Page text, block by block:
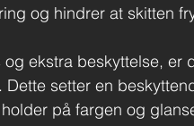
og hindrer at skitten
ekstra beskyttelse,
Dette setter en
på fargen og